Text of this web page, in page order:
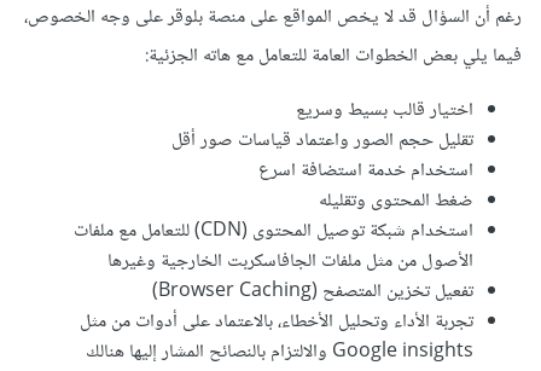
رغم أن السؤال قد لا يخص المواقع على منصة بلوقر على وجه الخصوص،
فيما يلي بعض الخطوات العامة للتعامل مع هاته الجزئية:
اختيار قالب بسيط وسريع
تقليل حجم الصور واعتماد قياسات صور أقل
استخدام خدمة استضافة اسرع
ضغط المحتوى وتقليله
استخدام شبكة توصيل المحتوى (CDN) للتعامل مع ملفات
الأصول من مثل ملفات الجافاسكربت الخارجية وغيرها
تفعيل تخزين المتصفح (Browser Caching)
تجربة الأداء وتحليل الأخطاء، بالاعتماد على أدوات من مثل
Google insights والالتزام بالنصائح المشار إليها هنالك